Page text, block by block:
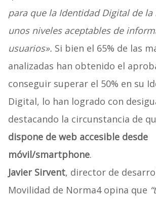
para que la Identidad Digital de la
unos niveles aceptables de
usuarios». Si bien el 65% de las
analizadas han obtenido el
conseguir superar el 50% en su
Digital, lo han logrado con
destacando la circunstancia de
dispone de web accesible desde
móvil/smartphone.
Javier Sirvent, director de
Movilidad de Norma4 opina que